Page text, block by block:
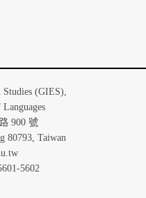
Studies (GIES),
900 號
80793, Taiwan
5602